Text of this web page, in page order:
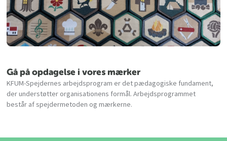
Gå på opdagelse i vores mærker
KFUM-Spejdernes arbejdsprogram er det pædagogiske fundament,
der understøtter organisationens formål. Arbejdsprogrammet
består af spejdermetoden og mærkerne.